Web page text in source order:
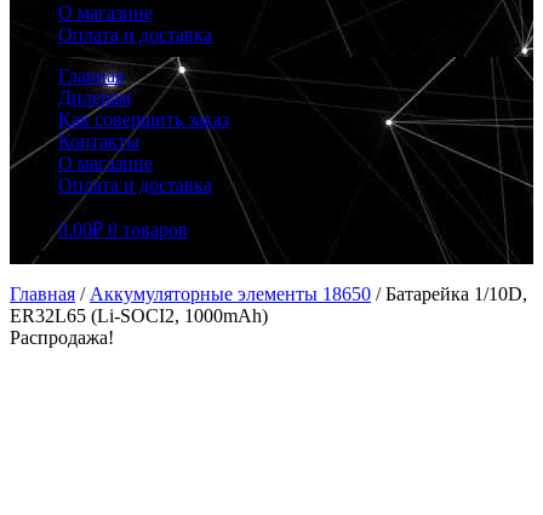
О магазине
Оплата и доставка
Главная
Дилерам
Как совершить заказ
Контакты
О магазине
Оплата и доставка
0.00₽ 0 товаров
Главная / Аккумуляторные элементы 18650 /Батарейка 1/10D,
ER32L65 (Li-SOCI2, 1000mAh)
Распродажа!